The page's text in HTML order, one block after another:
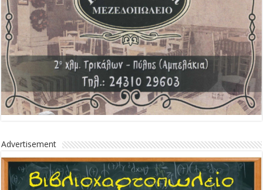
Advertisement